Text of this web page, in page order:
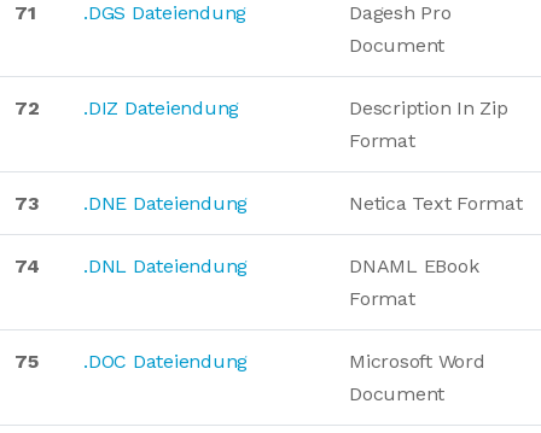
71 .DGS Dateiendung
Dagesh Pro
Document
72 .DIZ Dateiendung
Description In Zip
Format
73 .DNE Dateiendung Netica Text Format
74 .DNL Dateiendung
DNAML EBook
Format
75 .DOC Dateiendung
Microsoft Word
Document